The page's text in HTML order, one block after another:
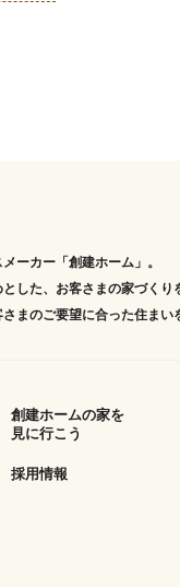
ーカー「創建ホーム」。
した、お客さまの家づくり
まのご要望に合った住まい
創建ホームの家を
見に行こう
採用情報